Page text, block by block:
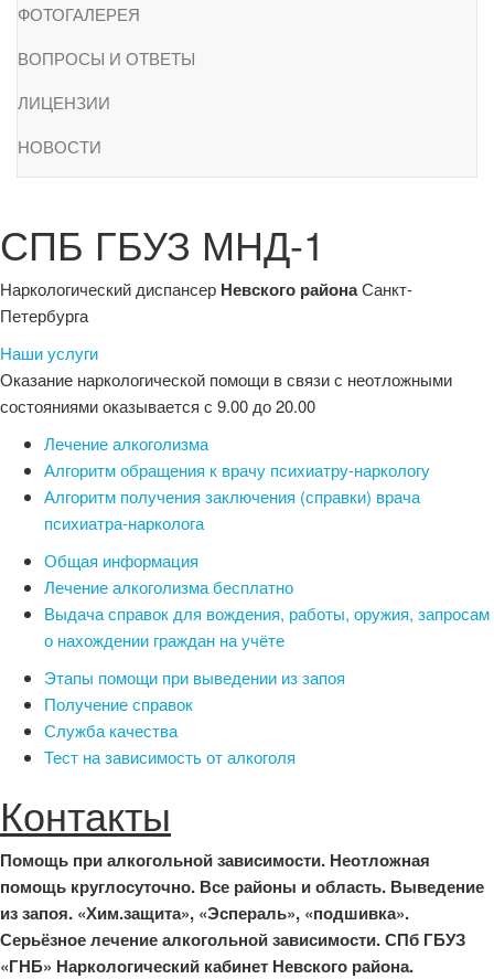
ФОТОГАЛЕРЕЯ
ВОПРОСЫ И ОТВЕТЫ
ЛИЦЕНЗИИ
НОВОСТИ
СПБ ГБУЗ МНД-1
Наркологический диспансер Невского районаСанкт-
Петербурга
Наши услуги
Оказание наркологической помощи в связи с неотложными
состояниями оказывается с 9.00 до 20.00
Лечение алкоголизма
Алгоритм обращения к врачу психиатру-наркологу
Алгоритм получения заключения (справки) врача
психиатра-нарколога
Общая информация
Лечение алкоголизма бесплатно
Выдача справок для вождения, работы, оружия, запросам
о нахождении граждан на учёте
Этапы помощи при выведении из запоя
Получение справок
Служба качества
Тест на зависимость от алкоголя
Контакты
Помощь при алкогольной зависимости. Неотложная
помощь круглосуточно. Все районы и область. Выведение
из запоя. «Хим.защита», «Эспераль», «подшивка».
Серьёзное лечение алкогольной зависимости. СПб ГБУЗ
«ГНБ» Наркологический кабинет Невского района.